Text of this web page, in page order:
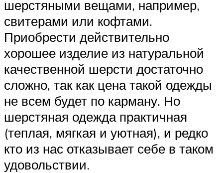
шерстяными вещами, например,
свитерами или кофтами.
Приобрести действительно
хорошее изделие из натуральной
качественной шерсти достаточно
сложно, так как цена такой одежды
не всем будет по карману. Но
шерстяная одежда практичная
(теплая, мягкая и уютная), и редко
кто из нас отказывает себе в таком
удовольствии.